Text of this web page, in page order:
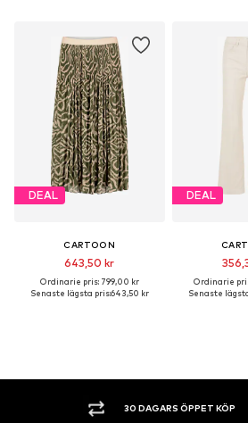
DEAL
CARTOON
643,50 kr
Ordinarie pris: 799,00 kr
Senaste lägsta pris:643,50 kr
DEAL
Ordinarie
Senaste
30 DAGARS ÖPPET KÖP